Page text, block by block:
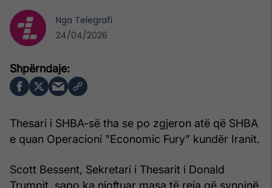
Thesari i SHBA-së tha se po zgjeron atë që SHBA
e quan Operacioni "Economic Fury” kundër Iranit.
Scott Bessent, Sekretari i Thesarit i Donald
Trumpit, sapo ka njoftuar masa të reja që synojnë
Nga Telegrafi
24/04/2026